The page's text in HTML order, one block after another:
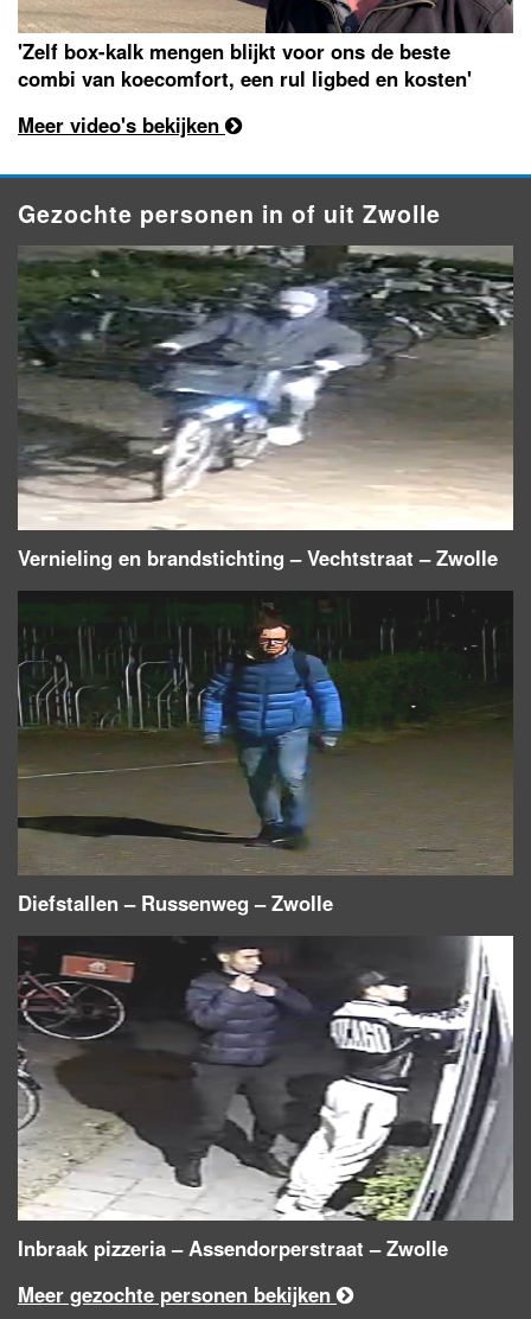
'Zelf box-kalk mengen blijkt voor ons de beste
combi van koecomfort, een rul ligbed en kosten'
Meer video's bekijken
Gezochte personen in of uit Zwolle
Vernieling en brandstichting – Vechtstraat – Zwolle
Diefstallen – Russenweg – Zwolle
Inbraak pizzeria – Assendorperstraat – Zwolle
Meer gezochte personen bekijken